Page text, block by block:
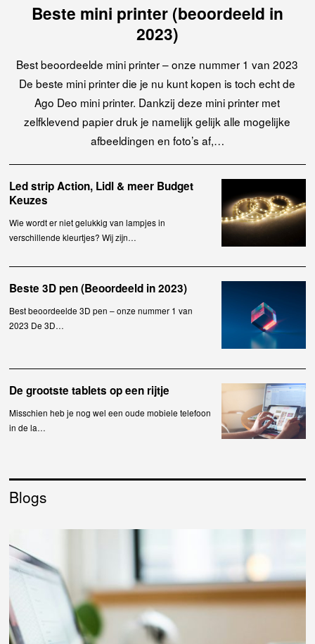
Beste mini printer (beoordeeld in
2023)
Best beoordeelde mini printer – onze nummer 1 van 2023
De beste mini printer die je nu kunt kopen is toch echt de
Ago Deo mini printer. Dankzij deze mini printer met
zelfklevend papier druk je namelijk gelijk alle mogelijke
afbeeldingen en foto’s af,…
Led strip Action, Lidl & meer Budget
Keuzes
Wie wordt er niet gelukkig van lampjes in
verschillende kleurtjes? Wij zijn…
Beste 3D pen (Beoordeeld in 2023)
Best beoordeelde 3D pen – onze nummer 1 van
2023 De 3D…
De grootste tablets op een rijtje
Misschien heb je nog wel een oude mobiele telefoon
in de la…
Blogs